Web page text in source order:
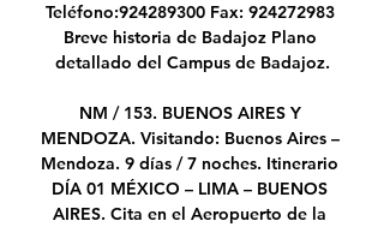
Teléfono:924289300 Fax: 924272983
Breve historia de Badajoz Plano
detallado del Campus de Badajoz.
NM / 153. BUENOS AIRES Y
MENDOZA. Visitando: Buenos Aires –
Mendoza. 9 días / 7 noches. Itinerario
DÍA 01 MÉXICO – LIMA – BUENOS
AIRES. Cita en el Aeropuerto de la